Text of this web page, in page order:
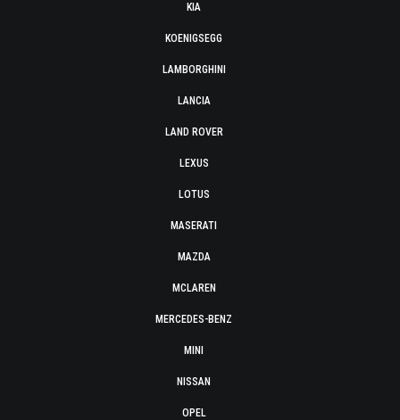
KIA
KOENIGSEGG
LAMBORGHINI
LANCIA
LAND ROVER
LEXUS
LOTUS
MASERATI
MAZDA
MCLAREN
MERCEDES-BENZ
MINI
NISSAN
OPEL